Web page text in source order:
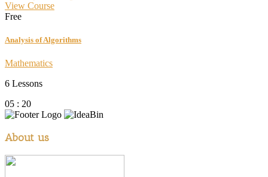
View Course
Free
Analysis of Algorithms
Mathematics
6 Lessons
05 : 20
About us